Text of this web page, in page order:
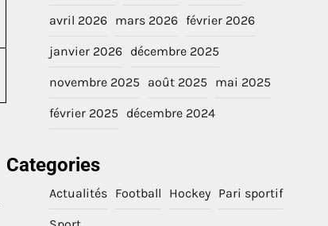
avril 2026 mars 2026 février 2026
janvier 2026 décembre 2025
novembre 2025 août 2025 mai 2025
février 2025 décembre 2024
Categories
Actualités Football Hockey Pari sportif